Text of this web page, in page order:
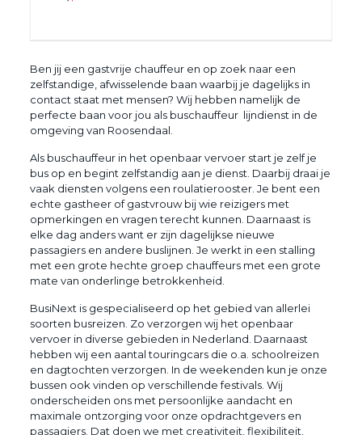
Ben jij een gastvrije chauffeur en op zoek naar een
zelfstandige, afwisselende baan waarbij je dagelijks in
contact staat met mensen? Wij hebben namelijk de
perfecte baan voor jou als buschauffeur lijndienst in de
omgeving van Roosendaal.
Als buschauffeur in het openbaar vervoer start je zelf je
bus op en begint zelfstandig aan je dienst. Daarbij draai je
vaak diensten volgens een roulatierooster. Je bent een
echte gastheer of gastvrouw bij wie reizigers met
opmerkingen en vragen terecht kunnen. Daarnaast is
elke dag anders want er zijn dagelijkse nieuwe
passagiers en andere buslijnen. Je werkt in een stalling
met een grote hechte groep chauffeurs met een grote
mate van onderlinge betrokkenheid.
BusiNext is gespecialiseerd op het gebied van allerlei
soorten busreizen. Zo verzorgen wij het openbaar
vervoer in diverse gebieden in Nederland. Daarnaast
hebben wij een aantal touringcars die o.a. schoolreizen
en dagtochten verzorgen. In de weekenden kun je onze
bussen ook vinden op verschillende festivals. Wij
onderscheiden ons met persoonlijke aandacht en
maximale ontzorging voor onze opdrachtgevers en
passagiers. Dat doen we met creativiteit, flexibiliteit,